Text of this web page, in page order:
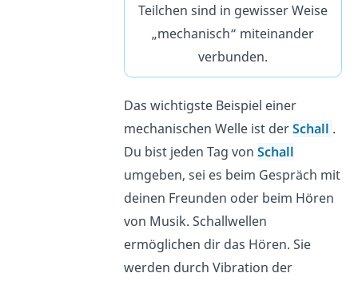
Teilchen sind in gewisser Weise
„mechanisch“ miteinander
verbunden.
Das wichtigste Beispiel einer
mechanischen Welle ist derSchall .
Du bist jeden Tag vonSchall
umgeben, sei es beim Gespräch mit
deinen Freunden oder beim Hören
von Musik. Schallwellen
ermöglichen dir das Hören. Sie
werden durch Vibration der